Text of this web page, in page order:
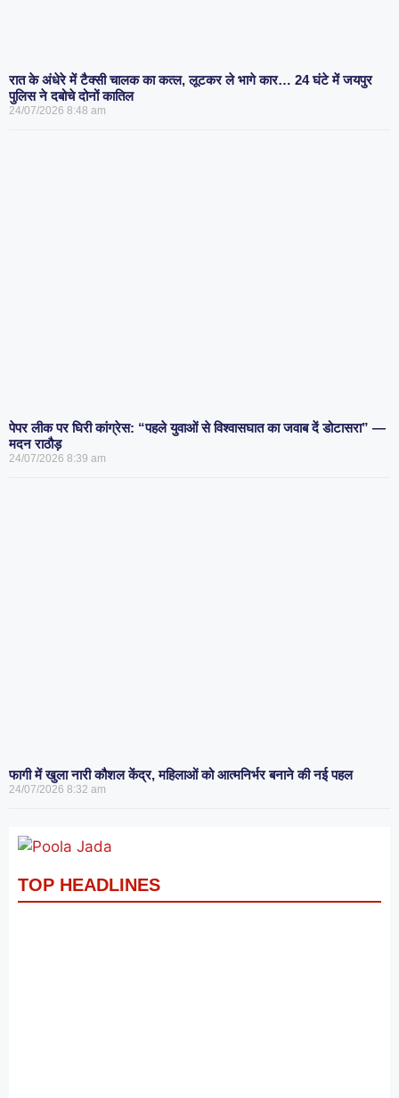
रात के अंधेरे में टैक्सी चालक का कत्ल, लूटकर ले भागे कार… 24 घंटे में जयपुर
पुलिस ने दबोचे दोनों कातिल
24/07/2026 8:48 am
पेपर लीक पर घिरी कांग्रेस: “पहले युवाओं से विश्वासघात का जवाब दें डोटासरा” —
मदन राठौड़
24/07/2026 8:39 am
फागी में खुला नारी कौशल केंद्र, महिलाओं को आत्मनिर्भर बनाने की नई पहल
24/07/2026 8:32 am
TOP HEADLINES